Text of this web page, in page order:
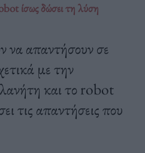
ίσως δώσει τη λύση
να απαντήσουν σε
με την
και το robot
τις απαντήσεις που